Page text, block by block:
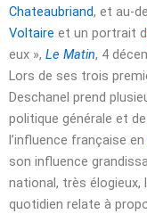
Chateaubriand, et au-
Voltaire et un portrait
eux », Le Matin, 4
Lors de ses trois
Deschanel prend
politique générale et
l’influence française en
son influence
national, très élogieux,
quotidien relate à